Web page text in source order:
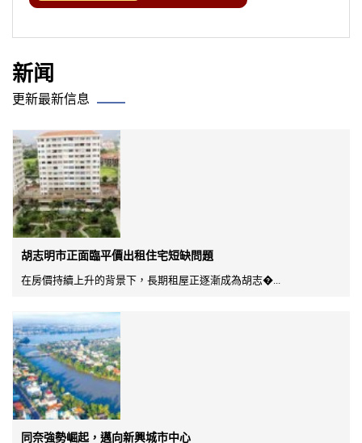
新闻
更新最新信息
胡志明市正面臨平價出租住宅短缺問題
在房價持續上升的背景下，長期租屋正逐漸成為胡志�...
同奈強勢崛起，邁向新興城市中心